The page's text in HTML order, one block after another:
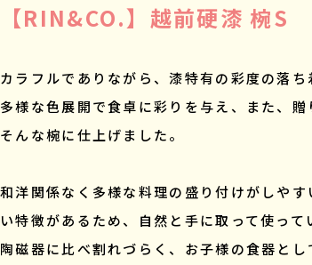
【RIN&CO.】越前硬漆 椀S
カラフルでありながら、漆特有の彩度の落
多様な色展開で食卓に彩りを与え、また、
そんな椀に仕上げました。
和洋関係なく多様な料理の盛り付けがしや
い特徴があるため、自然と手に取って使って
陶磁器に比べ割れづらく、お子様の食器とし